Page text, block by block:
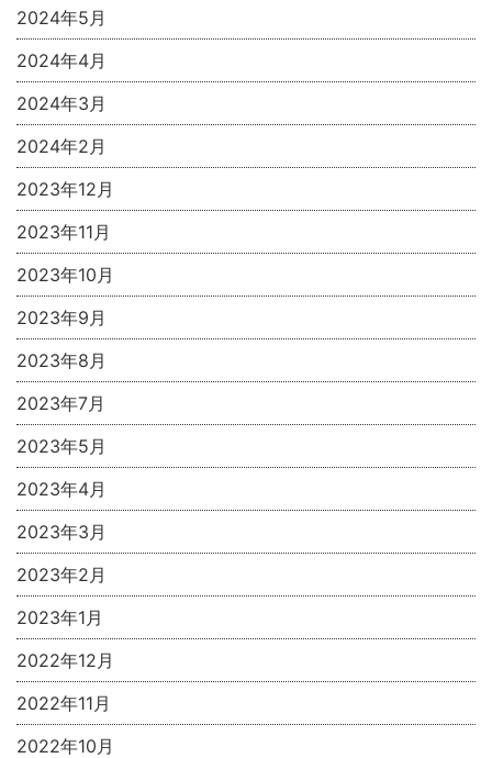
2024年5月
2024年4月
2024年3月
2024年2月
2023年12月
2023年11月
2023年10月
2023年9月
2023年8月
2023年7月
2023年5月
2023年4月
2023年3月
2023年2月
2023年1月
2022年12月
2022年11月
2022年10月